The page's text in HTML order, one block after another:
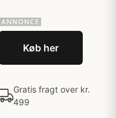
Køb her
Gratis fragt over kr.
499